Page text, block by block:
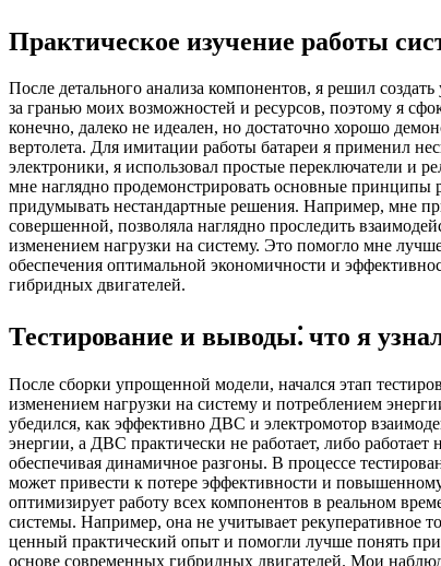
Практическое изучение работы
После детального анализа компонентов, я решил
за гранью моих возможностей и ресурсов, поэтому я
конечно, далеко не идеален, но достаточно хорошо
вертолета. Для имитации работы батареи я применил
электроники, я использовал простые переключатели и
мне наглядно продемонстрировать основные принципы
придумывать нестандартные решения. Например, мне
совершенной, позволяла наглядно проследить
изменением нагрузки на систему. Это помогло мне
обеспечения оптимальной экономичности и
гибридных двигателей.
Тестирование и выводы⁚ что я
После сборки упрощенной модели, начался этап
изменением нагрузки на систему и потреблением
убедился, как эффективно ДВС и электромотор
энергии, а ДВС практически не работает, либо
обеспечивая динамичное разгоны. В процессе
может привести к потере эффективности и
оптимизирует работу всех компонентов в реальном
системы. Например, она не учитывает рекуперативное
ценный практический опыт и помогли лучше понять
основе современных гибридных двигателей. Мои